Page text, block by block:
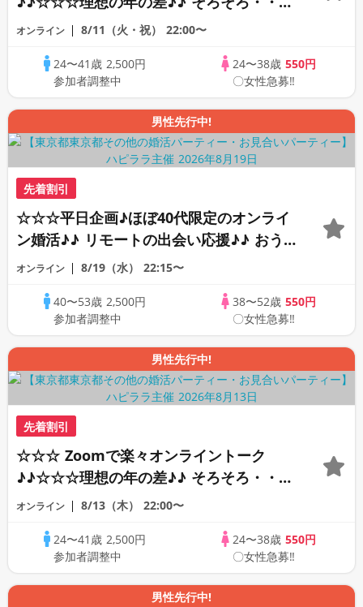
素敵な恋人見つけたい♪ ♪☆カジュアルな
行あり♪♪
オンライン 8/11（火・祝） 22:00〜
24〜41歳 2,500円
参加者調整中
24〜38歳 550円
〇女性急募‼
男性先行中!
先着割引
☆☆☆平日企画♪ほぼ40代限定のオンライ
ン婚活♪♪ リモートの出会い応援♪♪ おう
ちで乾杯しませんか♪♪ ☆全国の方が対象
PARTY!!
オンライン 8/19（水） 22:15〜
40〜53歳 2,500円
参加者調整中
38〜52歳 550円
〇女性急募‼
男性先行中!
先着割引
☆☆☆ Zoomで楽々オンライントーク
♪♪☆☆☆理想の年の差♪♪ そろそろ・・・
素敵な恋人見つけたい♪ ♪☆カジュアルな
行あり♪♪
オンライン 8/13（木） 22:00〜
24〜41歳 2,500円
参加者調整中
24〜38歳 550円
〇女性急募‼
男性先行中!